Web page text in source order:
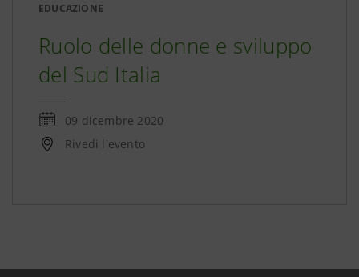
EDUCAZIONE
Ruolo delle donne e sviluppo
del Sud Italia
09 dicembre 2020
Rivedi l'evento